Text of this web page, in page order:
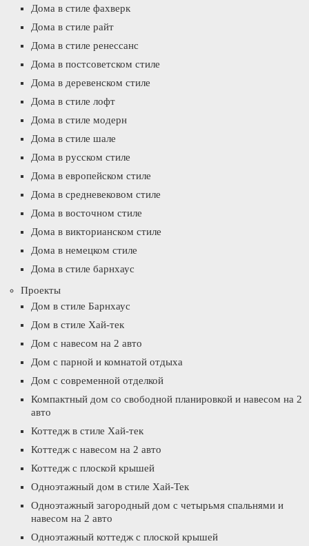
Дома в стиле фахверк
Дома в стиле райт
Дома в стиле ренессанс
Дома в постсоветском стиле
Дома в деревенском стиле
Дома в стиле лофт
Дома в стиле модерн
Дома в стиле шале
Дома в русском стиле
Дома в европейском стиле
Дома в средневековом стиле
Дома в восточном стиле
Дома в викторианском стиле
Дома в немецком стиле
Дома в стиле барнхаус
Проекты
Дом в стиле Барнхаус
Дом в стиле Хай-тек
Дом с навесом на 2 авто
Дом с парной и комнатой отдыха
Дом с современной отделкой
Компактный дом со свободной планировкой и навесом на 2
авто
Коттедж в стиле Хай-тек
Коттедж с навесом на 2 авто
Коттедж с плоской крышей
Одноэтажный дом в стиле Хай-Тек
Одноэтажный загородный дом с четырьмя спальнями и
навесом на 2 авто
Одноэтажный коттедж с плоской крышей